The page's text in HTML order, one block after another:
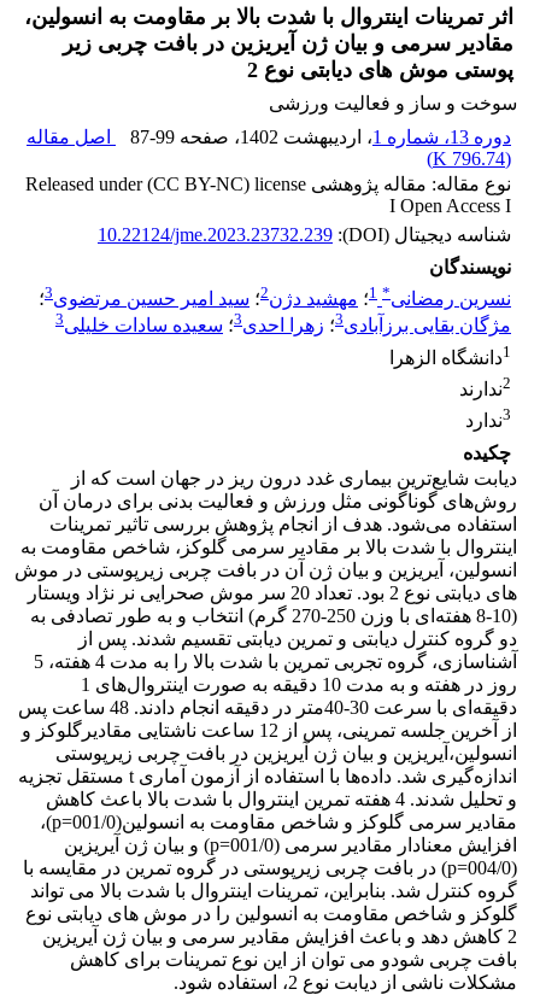
اثر تمرینات اینتروال با شدت بالا بر مقاومت به انسولین،
مقادیر سرمی و بیان ژن آیریزین در بافت چربی زیر
پوستی موش های دیابتی نوع 2
سوخت و ساز و فعالیت ورزشی
دوره 13، شماره 1
، اردیبهشت 1402 ، صفحه 87-99
اصل مقاله
(
796.74 K
)
نوع مقاله: مقاله پژوهشی Released under (CC BY-NC) license
I Open Access I
شناسه دیجیتال (DOI):
10.22124/jme.2023.23732.239
نویسندگان
نسرین رمضانی*
1؛ مهشید دژن2؛ سید امیر حسین مرتضوی3؛
مژگان بقایی برزآبادی3؛ زهرا احدی3؛ سعیده سادات خلیلی3
1دانشگاه الزهرا
2ندارند
3ندارد
چکیده
دیابت شایع‌ترین بیماری غدد درون ریز در جهان است که از
روش‌های گوناگونی مثل ورزش و فعالیت بدنی برای درمان آن
استفاده می‌شود. هدف از انجام پژوهش بررسی تاثیر تمرینات
اینتروال با شدت بالا بر مقادیر سرمی گلوکز، شاخص مقاومت به
انسولین، آیریزین و بیان ژن آن در بافت چربی زیرپوستی در موش
های دیابتی نوع 2 بود. تعداد 20 سر موش صحرایی نر نژاد ویستار
(10-8 هفته‌ای با وزن 250-270 گرم) انتخاب و به طور تصادفی به
دو گروه کنترل دیابتی و تمرین دیابتی تقسیم شدند. پس از
آشناسازی، گروه تجربی تمرین با شدت بالا را به مدت 4 هفته، 5
روز در هفته و به مدت 10 دقیقه به صورت اینتروال‌های 1
دقیقه‌ای با سرعت 30-40متر در دقیقه انجام دادند. 48 ساعت پس
از آخرین جلسه تمرینی، پس از 12 ساعت ناشتایی مقادیرگلوکز و
انسولین،آیریزین و بیان ژن آیریزین در بافت چربی زیرپوستی
اندازه‌گیری شد. داده‌ها با استفاده از آزمون آماری t مستقل تجزیه
و تحلیل شدند. 4 هفته تمرین اینتروال با شدت بالا باعث کاهش
مقادیر سرمی گلوکز و شاخص مقاومت به انسولین(001/0=p)،
افزایش معنا‌دار مقادیر سرمی (001/0=p) و بیان ژن آیریزین
(004/0=p) در بافت چربی زیرپوستی در گروه تمرین در مقایسه با
گروه کنترل شد. بنابراین، تمرینات اینتروال با شدت بالا می تواند
گلوکز و شاخص مقاومت به انسولین را در موش های دیابتی نوع
2 کاهش دهد و باعث افزایش مقادیر سرمی و بیان ژن آیریزین
بافت چربی شودو می توان از این نوع تمرینات برای کاهش
مشکلات ناشی از دیابت نوع 2، استفاده شود.